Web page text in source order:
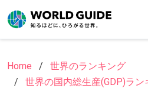
to
main
Home
世界のランキング
世界の国内総生産(GDP)ラン